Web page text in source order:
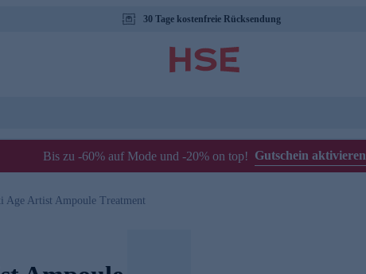
30 Tage kostenfreie Rücksendung
Bis zu -60% auf Mode und -20% on top! Gutschein aktivieren
Age Artist Ampoule Treatment